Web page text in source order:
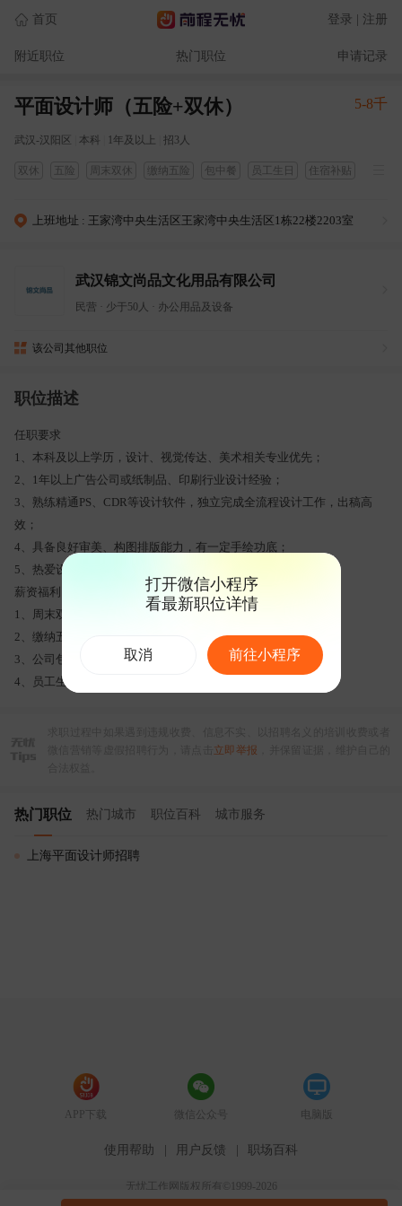
首页 登录 | 注册
附近职位 热门职位 申请记录
平面设计师（五险+双休） 5-8千
武汉-汉阳区 本科 1年及以上 招3人
双休 五险 周末双休 缴纳五险 包中餐 员工生日
住宿补贴
上班地址 : 王家湾中央生活区王家湾中央生活区1栋22楼2203室
武汉锦文尚品文化用品有限公司
民营 少于50人 办公用品及设备
该公司其他职位
职位描述
任职要求
1、本科及以上学历，设计、视觉传达、美术相关专业优先；
2、1年以上广告公司或纸制品、印刷行业设计经验；
3、熟练精通PS、CDR等设计软件，独立完成全流程设计工作，出稿高
效；
4、具备良好审美、构图排版能力，有一定手绘功底；
5、热爱设计工作，工作细心、责任心强.
薪资福利
1、周末双休
2、缴纳五险
3、公司包中餐，外地住宿补贴400元，车费补贴
4、员工生日100元现金，发放精美礼品
立即举报
热门职位 热门城市 职位百科 城市服务
上海平面设计师招聘
打开微信小程序
看最新职位详情
取消 前往小程序
APP下载 微信公众号 电脑版
使用帮助 用户反馈 职场百科
无忧工作网版权所有©1999-2026